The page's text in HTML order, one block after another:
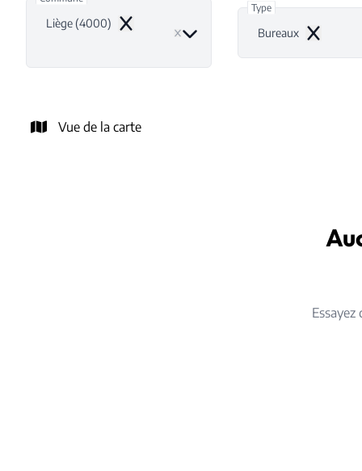
Liège (4000)
Remove
Type
Bureaux
Remove
Vue de la carte